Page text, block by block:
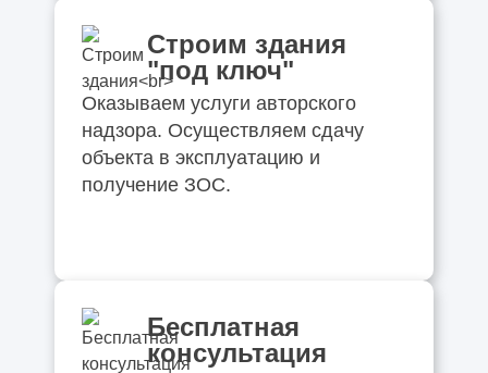
Строим здания
"под ключ"
Оказываем услуги авторского
надзора. Осуществляем сдачу
объекта в эксплуатацию и
получение ЗОС.
Бесплатная
консультация